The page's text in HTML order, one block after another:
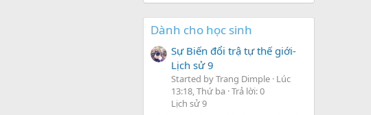
Dành cho học sinh
Sự Biến đổi trậ tự thế giới-
Lịch sử 9
Started by Trang Dimple Lúc
13:18, Thứ ba Trả lời: 0
Lịch sử 9